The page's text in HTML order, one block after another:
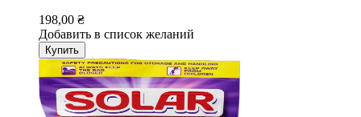
198,00 ₴
Добавить в список желаний
Купить